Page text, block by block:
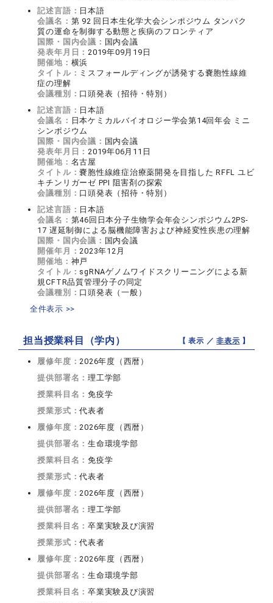
記述言語： 日本語
会議名： 第 92 回日本生化学大会シンポジウム タンパク
質の運命を制御する動態と疾病のフロンティア
国際・国内会議： 国内会議
発表年月日：2019年09月19日
開催地： 横浜
タイトル： ミスフォールディングが誘発する嚢胞性線維
症の理解
会議種別： 口頭発表（招待・特別）
記述言語： 日本語
会議名： 日本ケミカルバイオロジー学会第14回年会 ミニ
シンポジウム
国際・国内会議： 国内会議
発表年月日：2019年06月11日
開催地： 名古屋
タイトル：嚢胞性線維症治療薬開発を目指した RFFL ユビ
キチンリガーゼ PPI 阻害剤の探索
会議種別： 口頭発表（招待・特別）
記述言語： 日本語
会議名： 第46回日本分子生物学会年会シンポジウム2PS-
17 遅延制御による脳機能障害および神経変性疾患の理解
国際・国内会議： 国内会議
開催年月：2023年12月
開催地： 神戸
タイトル： sgRNAゲノムワイドスクリーニングによる新
規CFTR品質管理分子の同定
会議種別： 口頭発表（一般）
全件表示 >>
担当授業科目（学内） 【 表示 ／非表示 】
履修年度：2026年度（西暦）
提供部署名：理工学部
授業科目名：免疫学
授業形式：代表者
履修年度：2026年度（西暦）
提供部署名：生命環境学部
授業科目名：免疫学
授業形式：代表者
履修年度：2026年度（西暦）
提供部署名：理工学部
授業科目名：卒業実験及び演習
授業形式：代表者
履修年度：2026年度（西暦）
提供部署名：生命環境学部
授業科目名：卒業実験及び演習